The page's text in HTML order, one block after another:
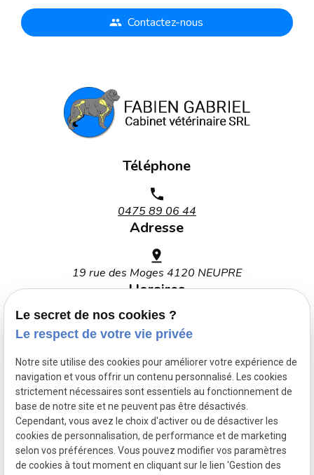
people Contactez-nous
Téléphone
0475 89 06 44
Adresse
19 rue des Moges 4120 NEUPRE
Horaires
Lundi - Vendredi : 09h00 - 18h30
Mentions légales
Politique de confidentialité
Le secret de nos cookies ?
Le respect de votre vie privée
Notre site utilise des cookies pour améliorer votre expérience de
navigation et vous offrir un contenu personnalisé. Les cookies
strictement nécessaires sont essentiels au fonctionnement de
base de notre site et ne peuvent pas être désactivés.
Cependant, vous avez le choix d'activer ou de désactiver les
cookies de personnalisation, de performance et de marketing
selon vos préférences. Vous pouvez modifier vos paramètres
de cookies à tout moment en cliquant sur le lien 'Gestion des